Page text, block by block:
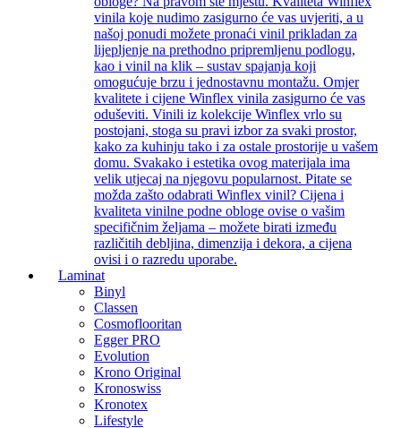
vinila koje nudimo zasigurno će vas uvjeriti, a u
našoj ponudi možete pronaći vinil prikladan za
lijepljenje na prethodno pripremljenu podlogu,
kao i vinil na klik – sustav spajanja koji
omogućuje brzu i jednostavnu montažu. Omjer
kvalitete i cijene Winflex vinila zasigurno će vas
oduševiti. Vinili iz kolekcije Winflex vrlo su
postojani, stoga su pravi izbor za svaki prostor,
kako za kuhinju tako i za ostale prostorije u vašem
domu. Svakako i estetika ovog materijala ima
velik utjecaj na njegovu popularnost. Pitate se
možda zašto odabrati Winflex vinil? Cijena i
kvaliteta vinilne podne obloge ovise o vašim
specifičnim željama – možete birati između
različitih debljina, dimenzija i dekora, a cijena
ovisi i o razredu uporabe.
Laminat
Binyl
Classen
Cosmoflooritan
Egger PRO
Evolution
Krono Original
Kronoswiss
Kronotex
Lifestyle